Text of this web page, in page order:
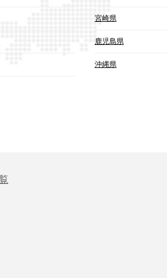
宮崎県
鹿児島県
沖縄県